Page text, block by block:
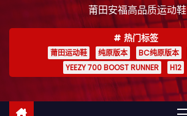
莆田安福高品质运动鞋
热门标签
莆田运动鞋 纯原版本 BC纯原版本
YEEZY 700 BOOST RUNNER
H12